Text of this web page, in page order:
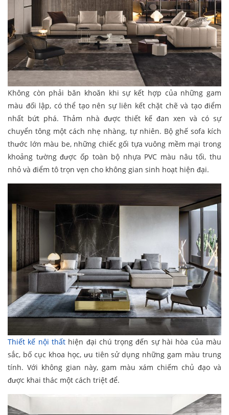
Không còn phải băn khoăn khi sự kết hợp của những gam
màu đối lập, có thể tạo nên sự liên kết chặt chẽ và tạo điểm
nhất bứt phá. Thảm nhà được thiết kế đan xen và có sự
chuyển tông một cách nhẹ nhàng, tự nhiên. Bộ ghế sofa kích
thước lớn màu be, những chiếc gối tựa vuông mềm mại trong
khoảng tường được ốp toàn bộ nhựa PVC màu nâu tối, thu
nhỏ và điểm tô trọn vẹn cho không gian sinh hoạt hiện đại.
Thiết kế nội thấthiện đại chú trọng đến sự hài hòa của màu
sắc, bố cục khoa học, ưu tiên sử dụng những gam màu trung
tính. Với không gian này, gam màu xám chiếm chủ đạo và
được khai thác một cách triệt để.